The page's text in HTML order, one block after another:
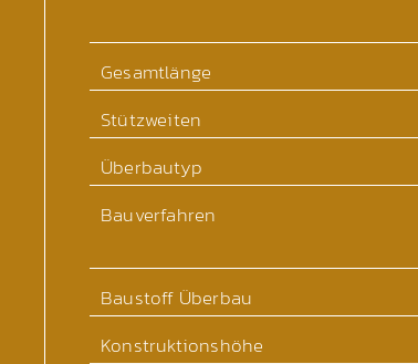
Gesamtlänge
Stützweiten
Überbautyp
Bauverfahren
Baustoff Überbau
Konstruktionshöhe